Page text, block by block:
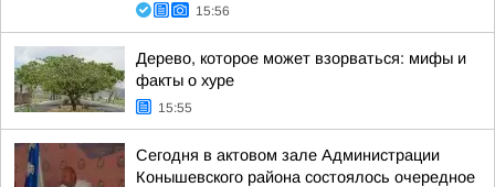
15:56
Дерево, которое может взорваться: мифы и
факты о хуре
15:55
Сегодня в актовом зале Администрации
Конышевского района состоялось очередное